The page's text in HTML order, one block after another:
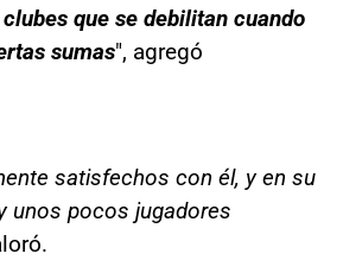
que se debilitan cuando
sumas", agregó
satisfechos con él, y en su
unos pocos jugadores